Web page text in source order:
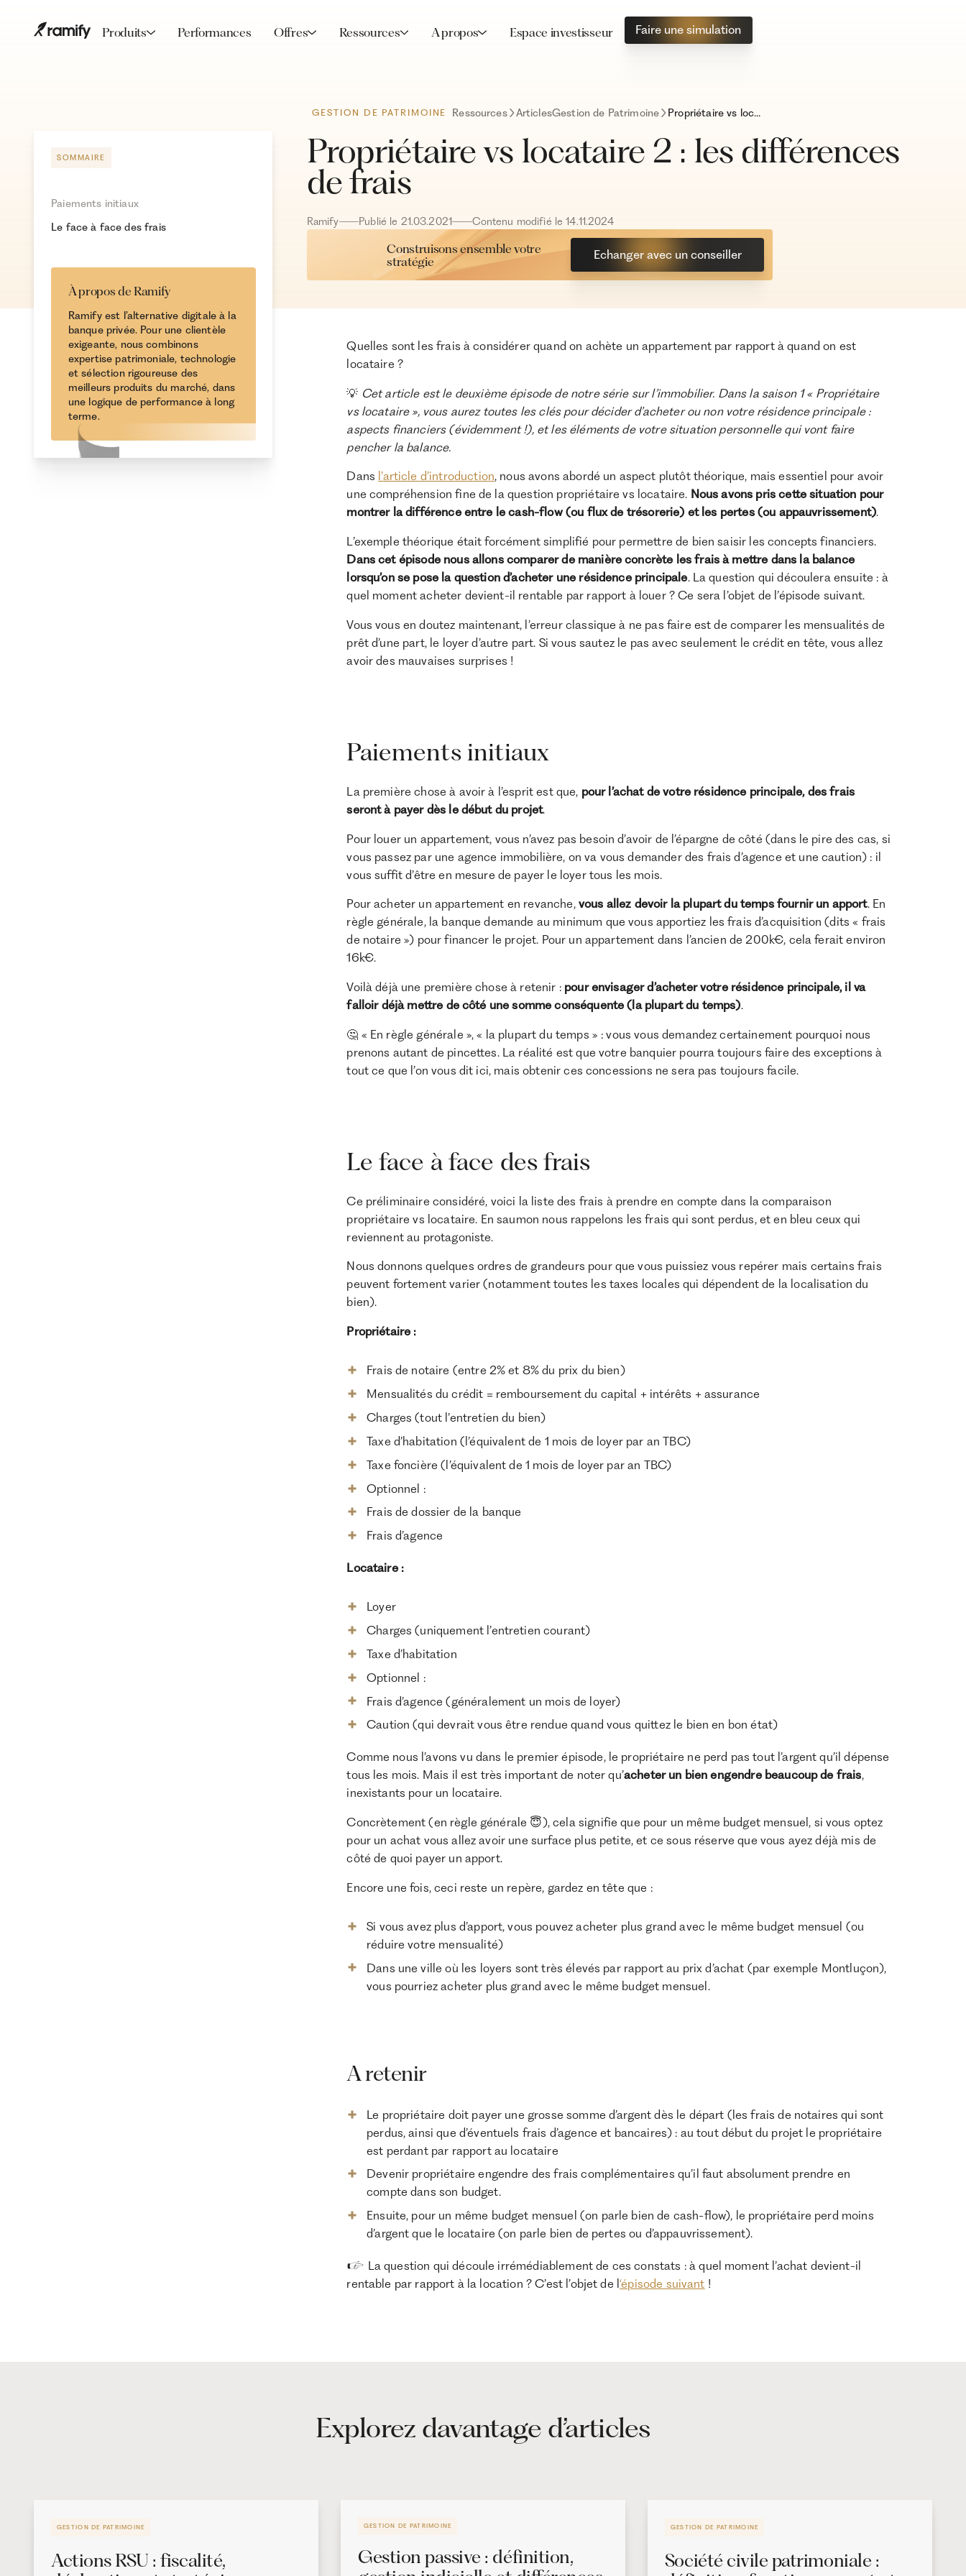
Produits Performances Offres Ressources A propos Espace investisseur Faire une simulation
GESTION DE PATRIMOINE Ressources ArticlesGestion de Patrimoine Propriétaire vs locataire 2 : les différences de frais
Propriétaire vs locataire 2 : les différences
de frais
Ramify Publié le 21.03.2021 Contenu modifié le14.11.2024
Construisons ensemble votre
stratégie
Echanger avec un conseiller
SOMMAIRE
Paiements initiaux
Le face à face des frais
À propos de Ramify
Ramify est l’alternative digitale à la
banque privée. Pour une clientèle
exigeante, nous combinons
expertise patrimoniale, technologie
et sélection rigoureuse des
meilleurs produits du marché, dans
une logique de performance à long
terme.
Quelles sont les frais à considérer quand on achète un appartement par rapport à quand on est
locataire ?
💡 Cet article est le deuxième épisode de notre série sur l’immobilier. Dans la saison 1 « Propriétaire
vs locataire », vous aurez toutes les clés pour décider d’acheter ou non votre résidence principale :
aspects financiers (évidemment !), et les éléments de votre situation personnelle qui vont faire
pencher la balance.
Dans l’article d’introduction, nous avons abordé un aspect plutôt théorique, mais essentiel pour avoir
une compréhension fine de la question propriétaire vs locataire. Nous avons pris cette situation pour
montrer la différence entre le cash-flow (ou flux de trésorerie) et les pertes (ou appauvrissement).
L’exemple théorique était forcément simplifié pour permettre de bien saisir les concepts financiers.
Dans cet épisode nous allons comparer de manière concrète les frais à mettre dans la balance
lorsqu’on se pose la question d’acheter une résidence principale. La question qui découlera ensuite : à
quel moment acheter devient-il rentable par rapport à louer ? Ce sera l’objet de l’épisode suivant.
Vous vous en doutez maintenant, l’erreur classique à ne pas faire est de comparer les mensualités de
prêt d’une part, le loyer d’autre part. Si vous sautez le pas avec seulement le crédit en tête, vous allez
avoir des mauvaises surprises !
Paiements initiaux
La première chose à avoir à l’esprit est que, pour l’achat de votre résidence principale, des frais
seront à payer dès le début du projet.
Pour louer un appartement, vous n’avez pas besoin d’avoir de l’épargne de côté (dans le pire des cas, si
vous passez par une agence immobilière, on va vous demander des frais d’agence et une caution) : il
vous suffit d’être en mesure de payer le loyer tous les mois.
Pour acheter un appartement en revanche, vous allez devoir la plupart du temps fournir un apport. En
règle générale, la banque demande au minimum que vous apportiez les frais d’acquisition (dits « frais
de notaire ») pour financer le projet. Pour un appartement dans l’ancien de 200k€, cela ferait environ
16k€.
Voilà déjà une première chose à retenir : pour envisager d’acheter votre résidence principale, il va
falloir déjà mettre de côté une somme conséquente (la plupart du temps).
🤔 « En règle générale », « la plupart du temps » : vous vous demandez certainement pourquoi nous
prenons autant de pincettes. La réalité est que votre banquier pourra toujours faire des exceptions à
tout ce que l’on vous dit ici, mais obtenir ces concessions ne sera pas toujours facile.
Le face à face des frais
Ce préliminaire considéré, voici la liste des frais à prendre en compte dans la comparaison
propriétaire vs locataire. En saumon nous rappelons les frais qui sont perdus, et en bleu ceux qui
reviennent au protagoniste.
Nous donnons quelques ordres de grandeurs pour que vous puissiez vous repérer mais certains frais
peuvent fortement varier (notamment toutes les taxes locales qui dépendent de la localisation du
bien).
Propriétaire :
Frais de notaire (entre 2% et 8% du prix du bien)
Mensualités du crédit = remboursement du capital + intérêts + assurance
Charges (tout l’entretien du bien)
Taxe d’habitation (l’équivalent de 1 mois de loyer par an TBC)
Taxe foncière (l’équivalent de 1 mois de loyer par an TBC)
Optionnel :
Frais de dossier de la banque
Frais d’agence
Locataire :
Loyer
Charges (uniquement l’entretien courant)
Taxe d’habitation
Optionnel :
Frais d’agence (généralement un mois de loyer)
Caution (qui devrait vous être rendue quand vous quittez le bien en bon état)
Comme nous l’avons vu dans le premier épisode, le propriétaire ne perd pas tout l’argent qu’il dépense
tous les mois. Mais il est très important de noter qu’acheter un bien engendre beaucoup de frais,
inexistants pour un locataire.
Concrètement (en règle générale 😇), cela signifie que pour un même budget mensuel, si vous optez
pour un achat vous allez avoir une surface plus petite, et ce sous réserve que vous ayez déjà mis de
côté de quoi payer un apport.
Encore une fois, ceci reste un repère, gardez en tête que :
Si vous avez plus d’apport, vous pouvez acheter plus grand avec le même budget mensuel (ou
réduire votre mensualité)
Dans une ville où les loyers sont très élevés par rapport au prix d’achat (par exemple Montluçon),
vous pourriez acheter plus grand avec le même budget mensuel.
A retenir
Le propriétaire doit payer une grosse somme d’argent dès le départ (les frais de notaires qui sont
perdus, ainsi que d’éventuels frais d’agence et bancaires) : au tout début du projet le propriétaire
est perdant par rapport au locataire
Devenir propriétaire engendre des frais complémentaires qu’il faut absolument prendre en
compte dans son budget.
Ensuite, pour un même budget mensuel (on parle bien de cash-flow), le propriétaire perd moins
d’argent que le locataire (on parle bien de pertes ou d’appauvrissement).
👉 La question qui découle irrémédiablement de ces constats : à quel moment l’achat devient-il
rentable par rapport à la location ? C’est l’objet de l‘épisode suivant !
Explorez davantage d’articles
GESTION DE PATRIMOINE
Actions RSU : fiscalité,
GESTION DE PATRIMOINE
Gestion passive : définition,
GESTION DE PATRIMOINE
Société civile patrimoniale :